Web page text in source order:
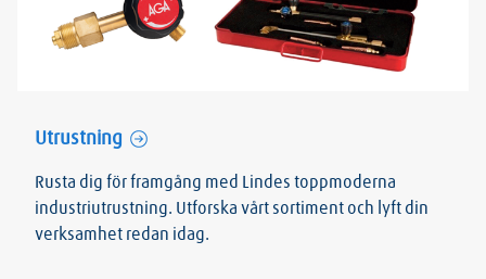
Utrustning
Rusta dig för framgång med Lindes toppmoderna
industriutrustning. Utforska vårt sortiment och lyft din
verksamhet redan idag.